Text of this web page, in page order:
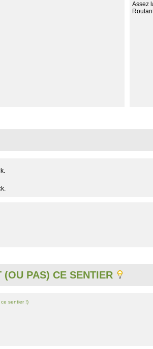
Assez
PAS) CE SENTIER
sentier !)